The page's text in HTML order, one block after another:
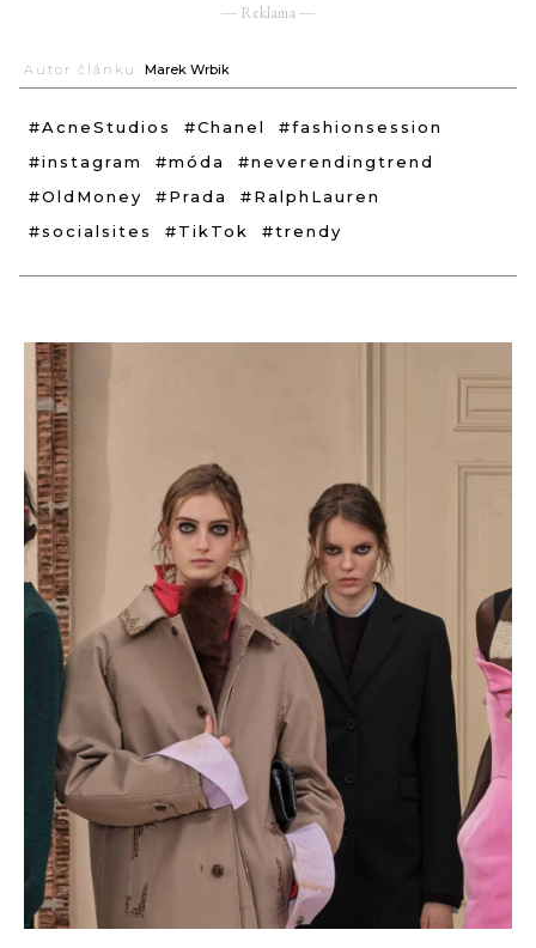
― Reklama ―
Autor článku: Marek Wrbik
#AcneStudios #Chanel
#fashionsession
#instagram
#móda
#neverendingtrend
#OldMoney
#Prada
#RalphLauren
#socialsites
#TikTok #trendy